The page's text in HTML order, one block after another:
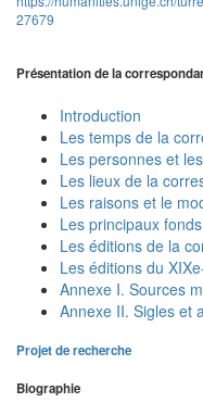
27679
Présentation de la
Introduction
Les temps de la
Les personnes et
Les lieux de la
Les raisons et le
Les principaux
Les éditions de la
Les éditions du
Annexe I. Sources
Annexe II. Sigles et
Projet de recherche
Biographie